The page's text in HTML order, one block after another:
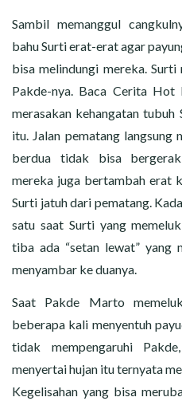
Sambil memanggul
bahu Surti erat-erat agar
bisa melindungi mereka.
Pakde-nya. Baca Cerita
merasakan kehangatan
itu. Jalan pematang langsung
berdua tidak bisa
mereka juga bertambah erat
Surti jatuh dari pematang.
satu saat Surti yang
tiba ada “setan lewat” yang
menyambar ke duanya.
Saat Pakde Marto
beberapa kali menyentuh
tidak mempengaruhi
menyertai hujan itu ternyata
Kegelisahan yang bisa